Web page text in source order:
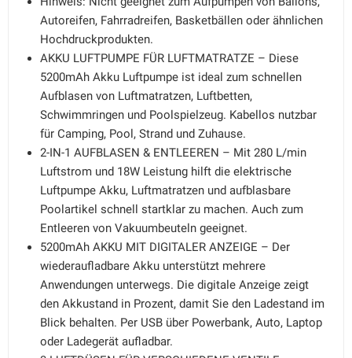
Autoreifen, Fahrradreifen, Basketbällen oder ähnlichen
Hochdruckprodukten.
AKKU LUFTPUMPE FÜR LUFTMATRATZE – Diese
5200mAh Akku Luftpumpe ist ideal zum schnellen
Aufblasen von Luftmatratzen, Luftbetten,
Schwimmringen und Poolspielzeug. Kabellos nutzbar
für Camping, Pool, Strand und Zuhause.
2-IN-1 AUFBLASEN & ENTLEEREN – Mit 280 L/min
Luftstrom und 18W Leistung hilft die elektrische
Luftpumpe Akku, Luftmatratzen und aufblasbare
Poolartikel schnell startklar zu machen. Auch zum
Entleeren von Vakuumbeuteln geeignet.
5200mAh AKKU MIT DIGITALER ANZEIGE – Der
wiederaufladbare Akku unterstützt mehrere
Anwendungen unterwegs. Die digitale Anzeige zeigt
den Akkustand in Prozent, damit Sie den Ladestand im
Blick behalten. Per USB über Powerbank, Auto, Laptop
oder Ladegerät aufladbar.